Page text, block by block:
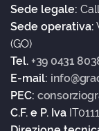
Sede legale:
Sede operativa:
(GO)
Tel. +39 0431
E-mail:
PEC:
C.F. e P. Iva